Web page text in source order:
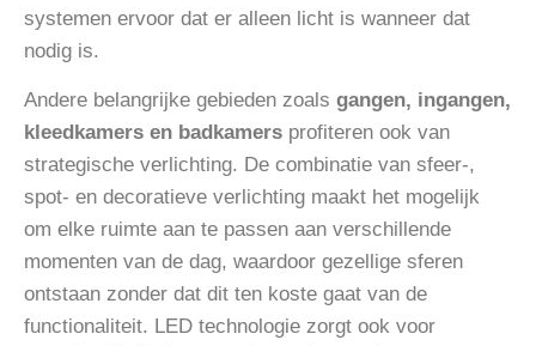
systemen ervoor dat er alleen licht is wanneer dat
nodig is.
Andere belangrijke gebieden zoals gangen, ingangen,
kleedkamers en badkamers profiteren ook van
strategische verlichting. De combinatie van sfeer-,
spot- en decoratieve verlichting maakt het mogelijk
om elke ruimte aan te passen aan verschillende
momenten van de dag, waardoor gezellige sferen
ontstaan zonder dat dit ten koste gaat van de
functionaliteit. LED technologie zorgt ook voor